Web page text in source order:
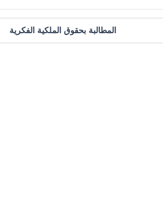
المطالبة بحقوق الملكية الفكرية